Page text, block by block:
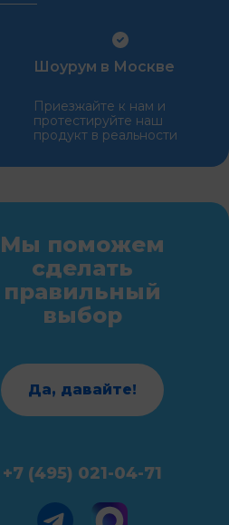
Шоурум в Москве
Приезжайте к нам и
протестируйте наш
продукт в реальности
Мы поможем
сделать
правильный
выбор
Да, давайте!
+7 (495) 021-04-71